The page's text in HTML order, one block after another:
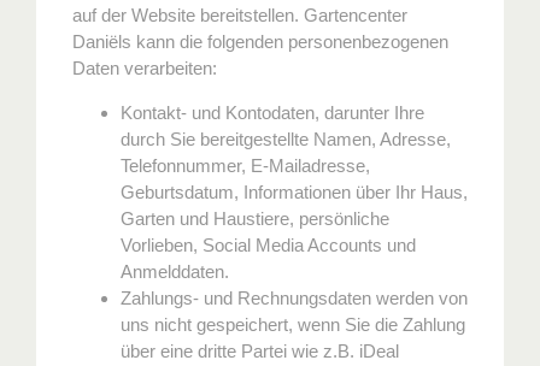
auf der Website bereitstellen. Gartencenter
Daniëls kann die folgenden personenbezogenen
Daten verarbeiten:
Kontakt- und Kontodaten, darunter Ihre
durch Sie bereitgestellte Namen, Adresse,
Telefonnummer, E-Mailadresse,
Geburtsdatum, Informationen über Ihr Haus,
Garten und Haustiere, persönliche
Vorlieben, Social Media Accounts und
Anmelddaten.
Zahlungs- und Rechnungsdaten werden von
uns nicht gespeichert, wenn Sie die Zahlung
über eine dritte Partei wie z.B. iDeal